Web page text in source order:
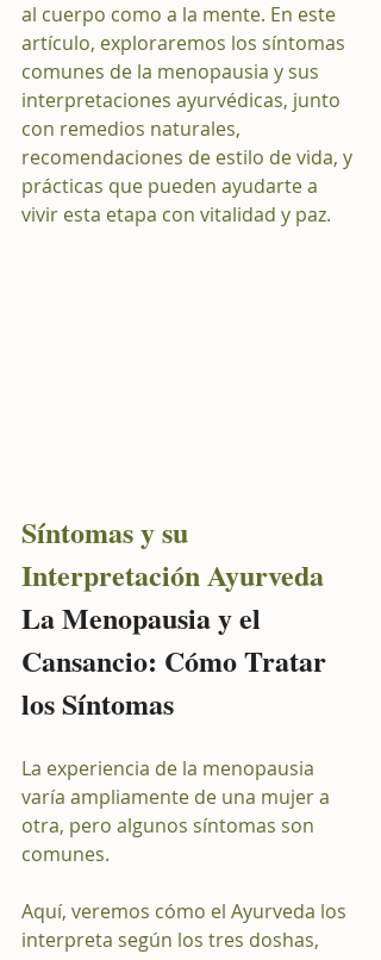
al cuerpo como a la mente. En este
artículo, exploraremos los síntomas
comunes de la menopausia y sus
interpretaciones ayurvédicas, junto
con remedios naturales,
recomendaciones de estilo de vida, y
prácticas que pueden ayudarte a
vivir esta etapa con vitalidad y paz.
Síntomas y su
Interpretación Ayurveda
La Menopausia y el
Cansancio: Cómo Tratar
los Síntomas
La experiencia de la menopausia
varía ampliamente de una mujer a
otra, pero algunos síntomas son
comunes.
Aquí, veremos cómo el Ayurveda los
interpreta según los tres doshas,